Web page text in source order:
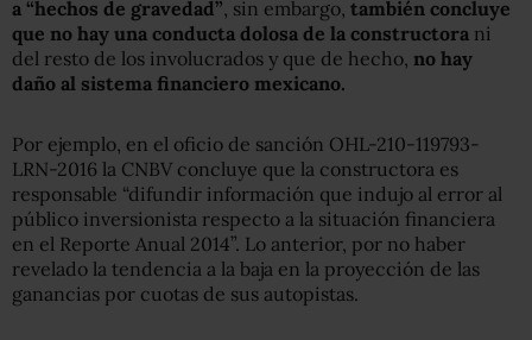
a “hechos de gravedad” , sin embargo, también concluye
que no hay una conducta dolosa de la constructora ni
del resto de los involucrados y que de hecho, no hay
daño al sistema financiero mexicano.
Por ejemplo, en el oficio de sanción OHL-210-119793-
LRN-2016 la CNBV concluye que la constructora es
responsable “difundir información que indujo al error al
público inversionista respecto a la situación financiera
en el Reporte Anual 2014”. Lo anterior, por no haber
revelado la tendencia a la baja en la proyección de las
ganancias por cuotas de sus autopistas.